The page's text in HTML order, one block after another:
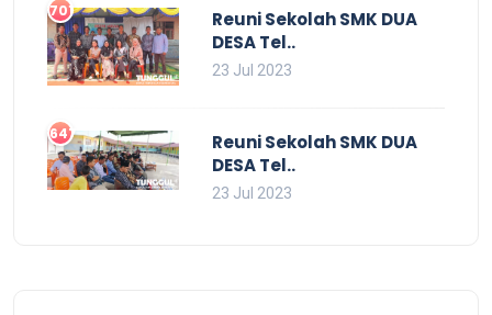
701
Reuni Sekolah SMK DUA
DESA Tel..
23 Jul 2023
647
Reuni Sekolah SMK DUA
DESA Tel..
23 Jul 2023